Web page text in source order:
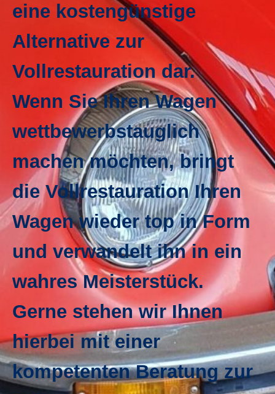
eine kostengünstige
Alternative zur
Vollrestauration dar.
Wenn Sie Ihren Wagen
wettbewerbstauglich
machen möchten, bringt
die Vollrestauration Ihren
Wagen wieder top in Form
und verwandelt ihn in ein
wahres Meisterstück.
Gerne stehen wir Ihnen
hierbei mit einer
kompetenten Beratung zur